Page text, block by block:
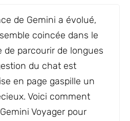
de Gemini a évolué,
coincée dans le
de parcourir de longues
du chat est
en page gaspille un
Voici comment
Voyager pour